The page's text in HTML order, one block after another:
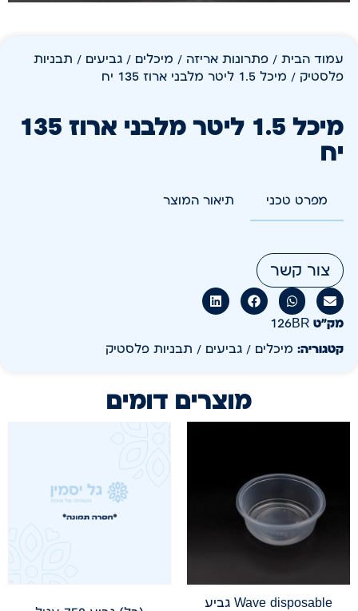
עמוד הבית / פתרונות אריזה / מיכלים / גביעים / תבניות
פלסטיק / מיכל 1.5 ליטר מלבני ארוז 135 יח
מיכל 1.5 ליטר מלבני ארוז 135
יח
מפרט טכני תיאור המוצר
צור קשר
מק״ט 126BR
קטגוריה: מיכלים / גביעים / תבניות פלסטיק
מוצרים דומים
Wave disposable גביע